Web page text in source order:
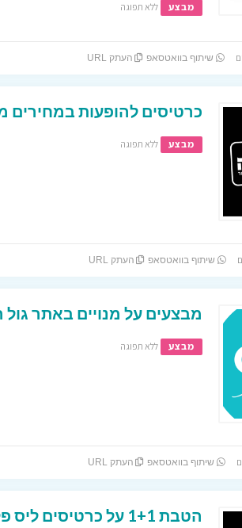
מבצע ללא תפוגה
שיתוף בוואטסאפ העתק URL
כרטיסים להופעות במחירים
מבצע ללא תפוגה
שיתוף בוואטסאפ העתק URL
מבצעים על מנויים באתר
מבצע ללא תפוגה
שיתוף בוואטסאפ העתק URL
הטבת 1+1 על כרטיסים